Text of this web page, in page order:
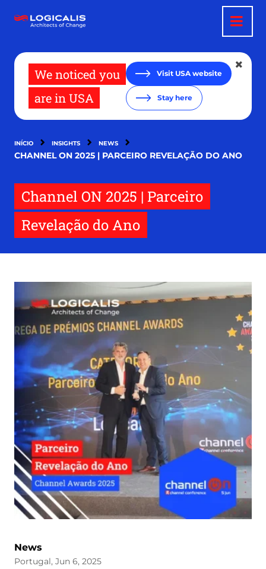
para
We noticed you
are in USA
Visit USA website
Stay here
INÍCIO INSIGHTS NEWS
CHANNEL ON 2025 | PARCEIRO REVELAÇÃO DO ANO
Channel ON 2025 | Parceiro
Revelação do Ano
News
Portugal, Jun 6, 2025